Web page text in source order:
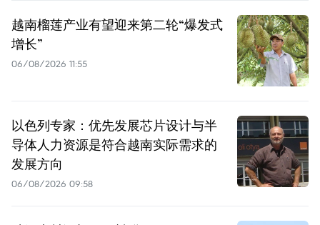
越南榴莲产业有望迎来第二轮“爆发式
增长”
06/08/2026 11:55
以色列专家：优先发展芯片设计与半
导体人力资源是符合越南实际需求的
发展方向
06/08/2026 09:58